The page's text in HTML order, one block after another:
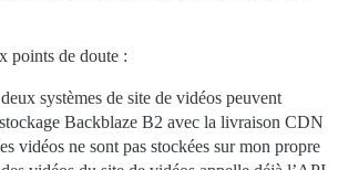
points de doute :
systèmes de site de vidéos peuvent
Backblaze B2 avec la livraison CDN
vidéos ne sont pas stockées sur mon propre